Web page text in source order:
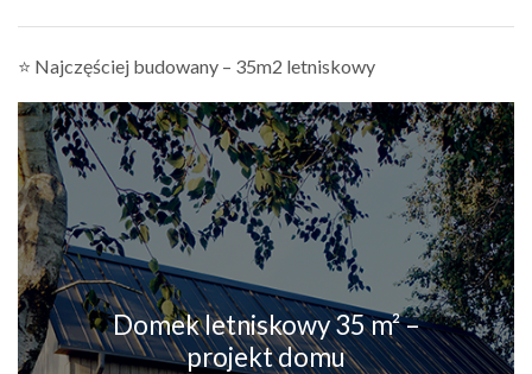
⭐ Najczęściej budowany – 35m2 letniskowy
Domek letniskowy 35 m² –
projekt domu